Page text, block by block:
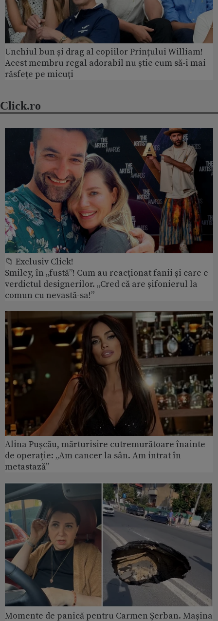
Unchiul bun și drag al copiilor Prințului William!
Acest membru regal adorabil nu știe cum să-i mai
răsfețe pe micuți
Click.ro
📁 Exclusiv Click!
Smiley, în „fustă”! Cum au reacționat fanii și care e
verdictul designerilor. „Cred că are șifonierul la
comun cu nevastă-sa!”
Alina Pușcău, mărturisire cutremurătoare înainte
de operație: „Am cancer la sân. Am intrat în
metastază”
Momente de panică pentru Carmen Șerban. Mașina